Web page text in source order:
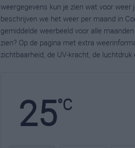
weergegevens kun je zien wat voor
beschrijven we het weer per maand in
gemiddelde weerbeeld voor alle
zien? Op de pagina met extra
zichtbaarheid, de UV-kracht, de
25°C